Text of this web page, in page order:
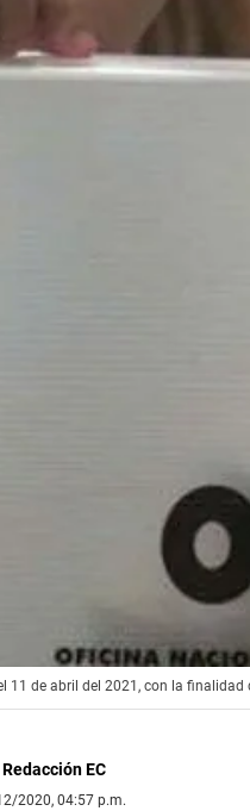
11 de abril del 2021, con la
Redacción EC
2020, 04:57 p.m.